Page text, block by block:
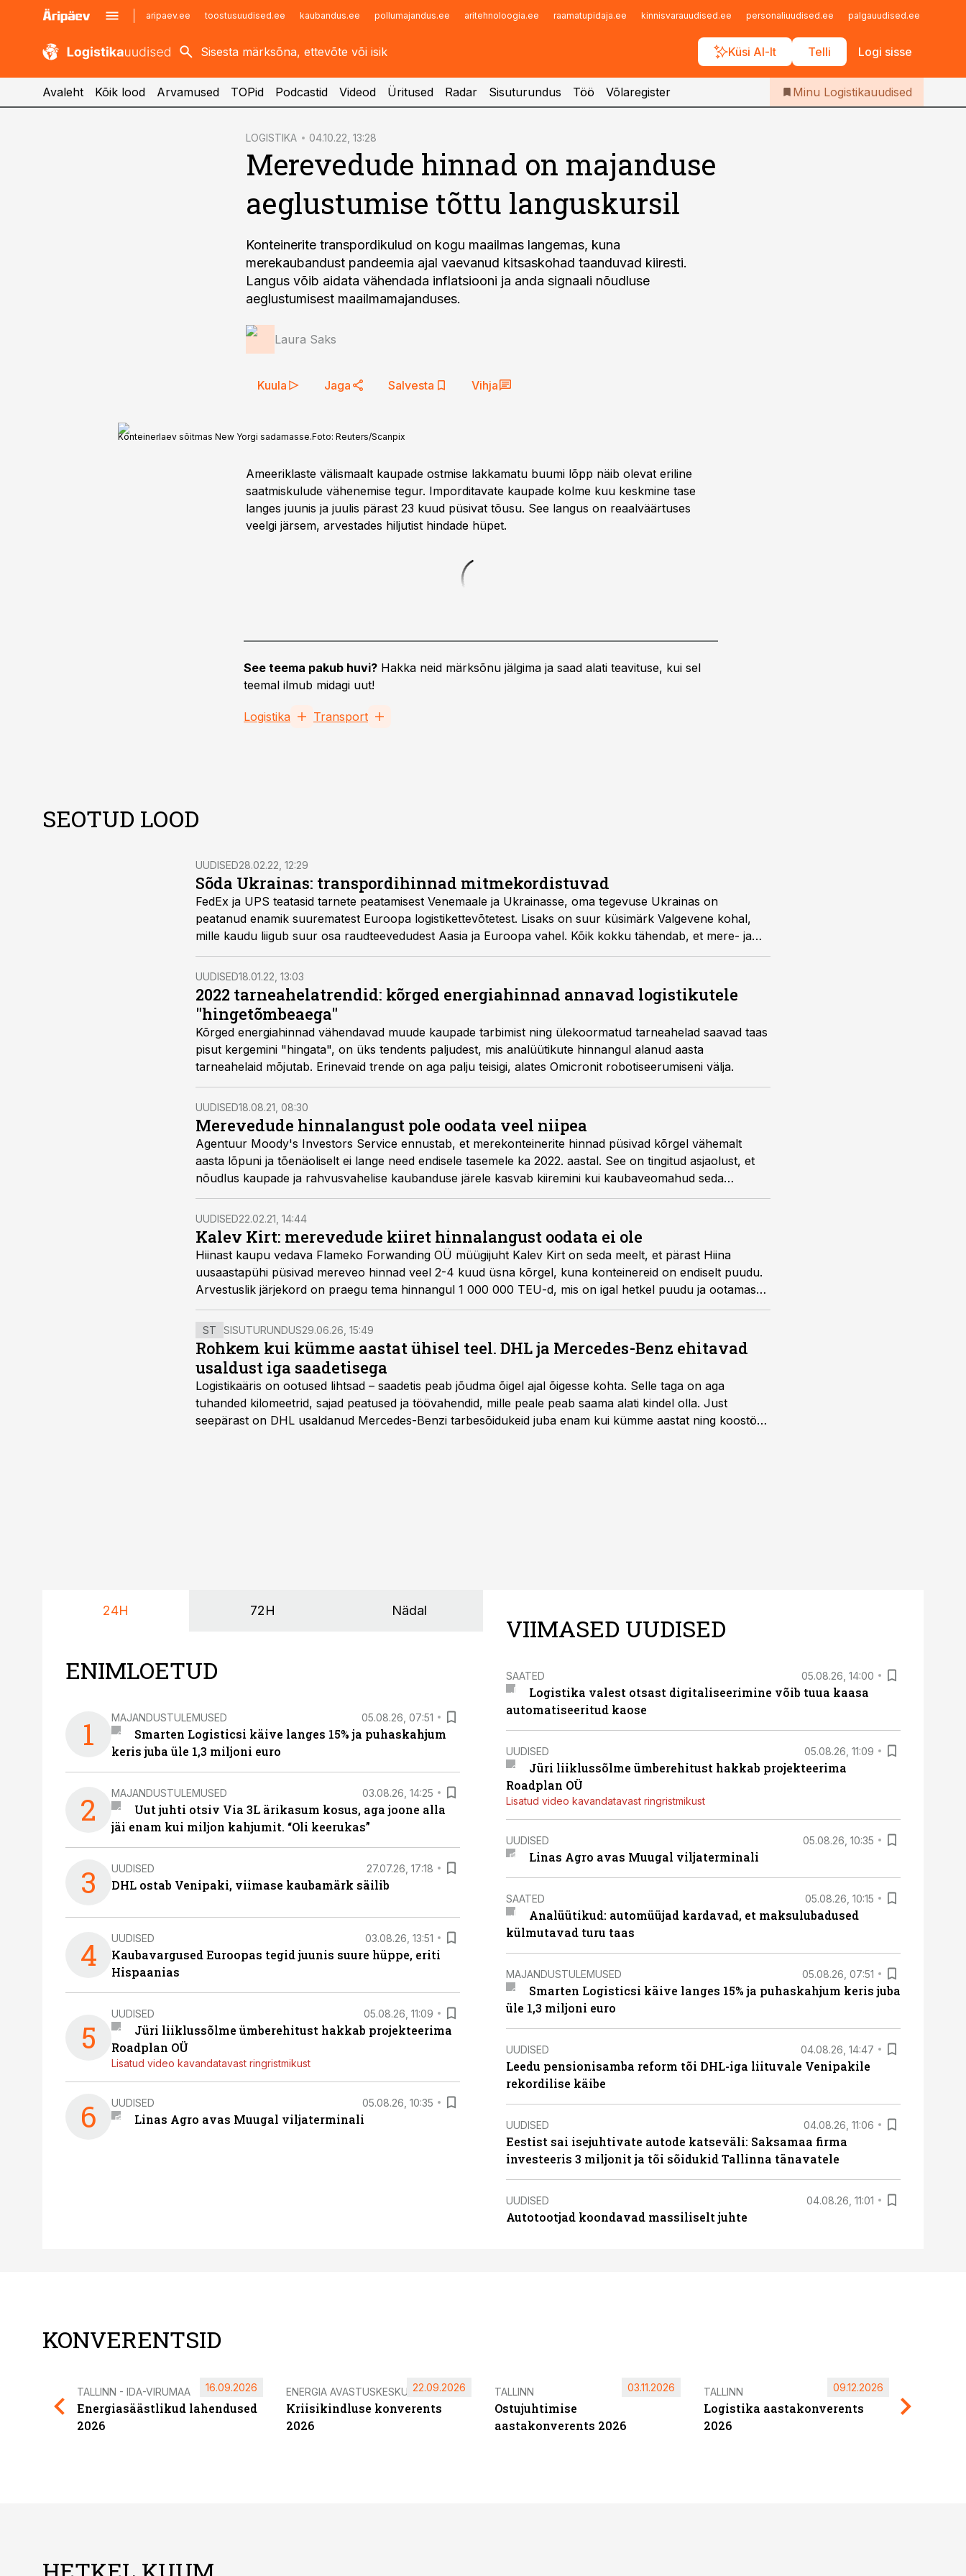
aripaev.ee toostusuudised.ee kaubandus.ee pollumajandus.ee aritehnoloogia.ee raamatupidaja.ee kinnisvarauudised.ee personaliuudised.ee palgauudised.ee
Küsi AI-lt Telli Logi sisse
kaubandus.ee
kinnisvarauudised.ee
imelineajalugu.ee
Infopank
Iseteenindus
Telli Logistikauudised
Avaleht Kõik lood Arvamused TOPid Podcastid Videod Üritused Radar Sisuturundus Töö Võlaregister Minu Logistikauudised
LOGISTIKA 04.10.22, 13:28
Merevedude hinnad on majanduse
aeglustumise tõttu languskursil
Konteinerite transpordikulud on kogu maailmas langemas, kuna
merekaubandust pandeemia ajal vaevanud kitsaskohad taanduvad kiiresti.
Langus võib aidata vähendada inflatsiooni ja anda signaali nõudluse
aeglustumisest maailmamajanduses.
Laura Saks
Kuula Jaga Salvesta Vihja
Konteinerlaev sõitmas New Yorgi sadamasse.Foto: Reuters/Scanpix
Ameeriklaste välismaalt kaupade ostmise lakkamatu buumi lõpp näib olevat eriline
saatmiskulude vähenemise tegur. Imporditavate kaupade kolme kuu keskmine tase
langes juunis ja juulis pärast 23 kuud püsivat tõusu. See langus on reaalväärtuses
veelgi järsem, arvestades hiljutist hindade hüpet.
See teema pakub huvi? Hakka neid märksõnu jälgima ja saad alati teavituse, kui sel
teemal ilmub midagi uut!
Logistika Transport
SEOTUD LOOD
UUDISED28.02.22, 12:29
Sõda Ukrainas: transpordihinnad mitmekordistuvad
FedEx ja UPS teatasid tarnete peatamisest Venemaale ja Ukrainasse, oma tegevuse Ukrainas on
peatanud enamik suurematest Euroopa logistikettevõtetest. Lisaks on suur küsimärk Valgevene kohal,
mille kaudu liigub suur osa raudteevedudest Aasia ja Euroopa vahel. Kõik kokku tähendab, et mere- ja
lennuvedudes on oodata mitmekordset hinnatõusu.
UUDISED18.01.22, 13:03
2022 tarneahelatrendid: kõrged energiahinnad annavad logistikutele
"hingetõmbeaega"
Kõrged energiahinnad vähendavad muude kaupade tarbimist ning ülekoormatud tarneahelad saavad taas
pisut kergemini "hingata", on üks tendents paljudest, mis analüütikute hinnangul alanud aasta
tarneahelaid mõjutab. Erinevaid trende on aga palju teisigi, alates Omicronit robotiseerumiseni välja.
UUDISED18.08.21, 08:30
Merevedude hinnalangust pole oodata veel niipea
Agentuur Moody's Investors Service ennustab, et merekonteinerite hinnad püsivad kõrgel vähemalt
aasta lõpuni ja tõenäoliselt ei lange need endisele tasemele ka 2022. aastal. See on tingitud asjaolust, et
nõudlus kaupade ja rahvusvahelise kaubanduse järele kasvab kiiremini kui kaubaveomahud seda
võimaldavad.
UUDISED22.02.21, 14:44
Kalev Kirt: merevedude kiiret hinnalangust oodata ei ole
Hiinast kaupu vedava Flameko Forwanding OÜ müügijuht Kalev Kirt on seda meelt, et pärast Hiina
uusaastapühi püsivad mereveo hinnad veel 2-4 kuud üsna kõrgel, kuna konteinereid on endiselt puudu.
Arvestuslik järjekord on praegu tema hinnangul 1 000 000 TEU-d, mis on igal hetkel puudu ja ootamas
laadimisi.
ST SISUTURUNDUS29.06.26, 15:49
Rohkem kui kümme aastat ühisel teel. DHL ja Mercedes-Benz ehitavad
usaldust iga saadetisega
Logistikaäris on ootused lihtsad – saadetis peab jõudma õigel ajal õigesse kohta. Selle taga on aga
tuhanded kilomeetrid, sajad peatused ja töövahendid, mille peale peab saama alati kindel olla. Just
seepärast on DHL usaldanud Mercedes-Benzi tarbesõidukeid juba enam kui kümme aastat ning koostöö
24H 72H Nädal
ENIMLOETUD
1 MAJANDUSTULEMUSED 05.08.26, 07:51
Smarten Logisticsi käive langes 15% ja puhaskahjum
keris juba üle 1,3 miljoni euro
2 MAJANDUSTULEMUSED 03.08.26, 14:25
Uut juhti otsiv Via 3L ärikasum kosus, aga joone alla
jäi enam kui miljon kahjumit. “Oli keerukas”
3 UUDISED 27.07.26, 17:18
DHL ostab Venipaki, viimase kaubamärk säilib
4 UUDISED 03.08.26, 13:51
Kaubavargused Euroopas tegid juunis suure hüppe, eriti
Hispaanias
5
UUDISED 05.08.26, 11:09
Jüri liiklussõlme ümberehitust hakkab projekteerima
Roadplan OÜ
Lisatud video kavandatavast ringristmikust
6 UUDISED 05.08.26, 10:35
Linas Agro avas Muugal viljaterminali
VIIMASED UUDISED
SAATED 05.08.26, 14:00
Logistika valest otsast digitaliseerimine võib tuua kaasa
automatiseeritud kaose
UUDISED 05.08.26, 11:09
Jüri liiklussõlme ümberehitust hakkab projekteerima
Roadplan OÜ
Lisatud video kavandatavast ringristmikust
UUDISED 05.08.26, 10:35
Linas Agro avas Muugal viljaterminali
SAATED 05.08.26, 10:15
Analüütikud: automüüjad kardavad, et maksulubadused
külmutavad turu taas
MAJANDUSTULEMUSED 05.08.26, 07:51
Smarten Logisticsi käive langes 15% ja puhaskahjum keris juba
üle 1,3 miljoni euro
UUDISED 04.08.26, 14:47
Leedu pensionisamba reform tõi DHL-iga liituvale Venipakile
rekordilise käibe
UUDISED 04.08.26, 11:06
Eestist sai isejuhtivate autode katseväli: Saksamaa firma
investeeris 3 miljonit ja tõi sõidukid Tallinna tänavatele
UUDISED 04.08.26, 11:01
Autotootjad koondavad massiliselt juhte
KONVERENTSID
TALLINN - IDA-VIRUMAA
Energiasäästlikud lahendused
2026
16.09.2026 ENERGIA AVASTUSKESKUS
Kriisikindluse konverents
2026
22.09.2026 TALLINN
Ostujuhtimise
aastakonverents 2026
03.11.2026 TALLINN
Logistika aastakonverents
2026
09.12.2026